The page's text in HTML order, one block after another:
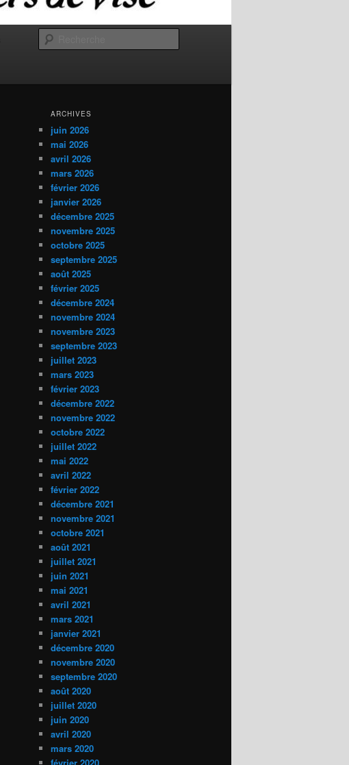
ARCHIVES
juin 2026
mai 2026
avril 2026
mars 2026
février 2026
janvier 2026
décembre 2025
novembre 2025
octobre 2025
septembre 2025
août 2025
février 2025
décembre 2024
novembre 2024
novembre 2023
septembre 2023
juillet 2023
mars 2023
février 2023
décembre 2022
novembre 2022
octobre 2022
juillet 2022
mai 2022
avril 2022
février 2022
décembre 2021
novembre 2021
octobre 2021
août 2021
juillet 2021
juin 2021
mai 2021
avril 2021
mars 2021
janvier 2021
décembre 2020
novembre 2020
septembre 2020
août 2020
juillet 2020
juin 2020
avril 2020
mars 2020